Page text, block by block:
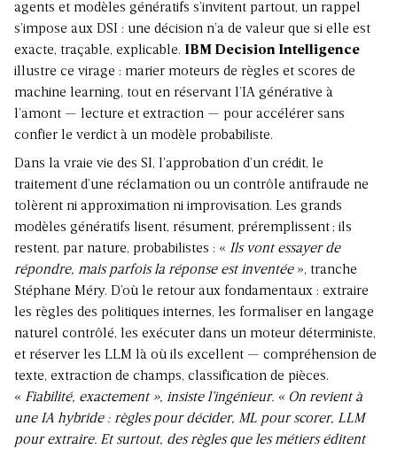
agents et modèles génératifs s’invitent partout, un rappel
s’impose aux DSI : une décision n’a de valeur que si elle est
exacte, traçable, explicable. IBM Decision Intelligence
illustre ce virage : marier moteurs de règles et scores de
machine learning, tout en réservant l’IA générative à
l’amont — lecture et extraction — pour accélérer sans
confier le verdict à un modèle probabiliste.
Dans la vraie vie des SI, l’approbation d’un crédit, le
traitement d’une réclamation ou un contrôle antifraude ne
tolèrent ni approximation ni improvisation. Les grands
modèles génératifs lisent, résument, préremplissent ; ils
restent, par nature, probabilistes : « Ils vont essayer de
répondre, mais parfois la réponse est inventée», tranche
Stéphane Méry. D’où le retour aux fondamentaux : extraire
les règles des politiques internes, les formaliser en langage
naturel contrôlé, les exécuter dans un moteur déterministe,
et réserver les LLM là où ils excellent — compréhension de
texte, extraction de champs, classification de pièces.
« Fiabilité, exactement », insiste l’ingénieur. « On revient à
une IA hybride : règles pour décider, ML pour scorer, LLM
pour extraire. Et surtout, des règles que les métiers éditent